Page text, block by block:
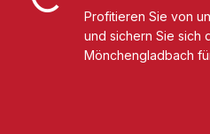
Profitieren Sie von
und sichern Sie sich
Mönchengladbach